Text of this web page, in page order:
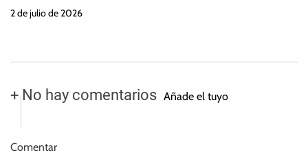
2 de julio de 2026
+ No hay comentarios Añade el tuyo
Comentar